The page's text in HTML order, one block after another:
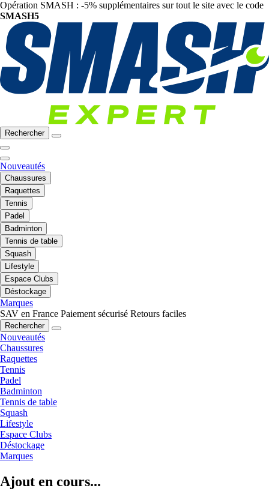
Opération SMASH : -5% supplémentaires sur tout le site avec le code
SMASH5
Rechercher
Nouveautés
Chaussures
Raquettes
Tennis
Padel
Badminton
Tennis de table
Squash
Lifestyle
Espace Clubs
Déstockage
Marques
SAV en France Paiement sécurisé Retours faciles
Rechercher
Nouveautés
Chaussures
Raquettes
Tennis
Padel
Badminton
Tennis de table
Squash
Lifestyle
Espace Clubs
Déstockage
Marques
Ajout en cours...